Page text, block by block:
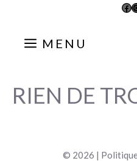
MENU
RIEN DE
© 2026 |